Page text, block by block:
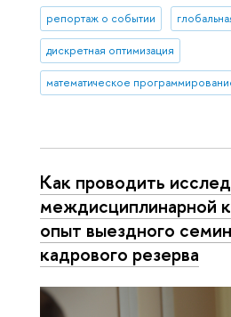
репортаж о событии
дискретная оптимизация
математическое
Как проводить
междисциплинарной
опыт выездного
кадрового резерва